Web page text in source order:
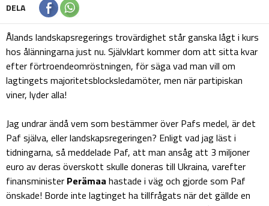
DELA
Ålands landskapsregerings trovärdighet står ganska lågt i kurs
hos ålänningarna just nu. Självklart kommer dom att sitta kvar
efter förtroendeomröstningen, för säga vad man vill om
lagtingets majoritetsblocksledamöter, men när partipiskan
viner, lyder alla!
Jag undrar ändå vem som bestämmer över Pafs medel, är det
Paf själva, eller landskapsregeringen? Enligt vad jag läst i
tidningarna, så meddelade Paf, att man ansåg att 3 miljoner
euro av deras överskott skulle doneras till Ukraina, varefter
finansminister Perämaa hastade i väg och gjorde som Paf
önskade! Borde inte lagtinget ha tillfrågats när det gällde en